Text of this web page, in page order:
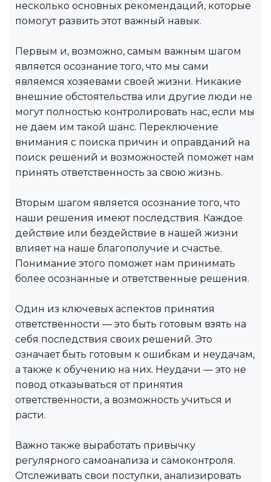
несколько основных рекомендаций, которые
помогут развить этот важный навык.
Первым и, возможно, самым важным шагом
является осознание того, что мы сами
являемся хозяевами своей жизни. Никакие
внешние обстоятельства или другие люди не
могут полностью контролировать нас, если мы
не даем им такой шанс. Переключение
внимания с поиска причин и оправданий на
поиск решений и возможностей поможет нам
принять ответственность за свою жизнь.
Вторым шагом является осознание того, что
наши решения имеют последствия. Каждое
действие или бездействие в нашей жизни
влияет на наше благополучие и счастье.
Понимание этого поможет нам принимать
более осознанные и ответственные решения.
Один из ключевых аспектов принятия
ответственности — это быть готовым взять на
себя последствия своих решений. Это
означает быть готовым к ошибкам и неудачам,
а также к обучению на них. Неудачи — это не
повод отказываться от принятия
ответственности, а возможность учиться и
расти.
Важно также выработать привычку
регулярного самоанализа и самоконтроля.
Отслеживать свои поступки, анализировать